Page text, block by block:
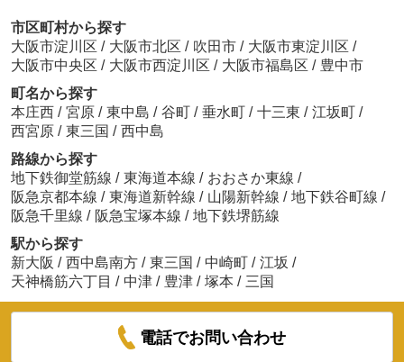
市区町村から探す
大阪市淀川区 / 大阪市北区 / 吹田市 / 大阪市東淀川区 /
大阪市中央区 / 大阪市西淀川区 / 大阪市福島区 / 豊中市
町名から探す
本庄西 / 宮原 / 東中島 / 谷町 / 垂水町 / 十三東 / 江坂町 /
西宮原 / 東三国 / 西中島
路線から探す
地下鉄御堂筋線 / 東海道本線 / おおさか東線 /
阪急京都本線 / 東海道新幹線 / 山陽新幹線 / 地下鉄谷町線 /
阪急千里線 / 阪急宝塚本線 / 地下鉄堺筋線
駅から探す
新大阪 / 西中島南方 / 東三国 / 中崎町 / 江坂 /
天神橋筋六丁目 / 中津 / 豊津 / 塚本 / 三国
電話でお問い合わせ